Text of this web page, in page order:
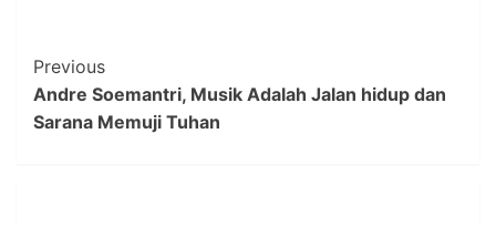
Post
Navigation
Previous
Andre Soemantri, Musik Adalah Jalan hidup dan
Sarana Memuji Tuhan